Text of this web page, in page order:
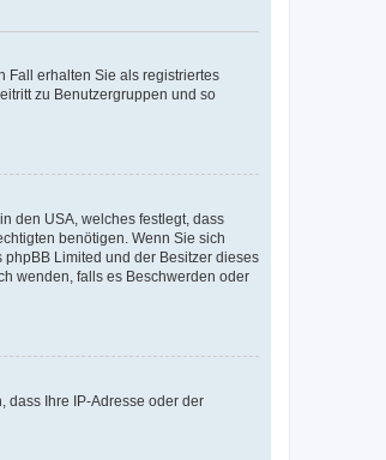
Fall erhalten Sie als registriertes
zu Benutzergruppen und so
den USA, welches festlegt, dass
benötigen. Wenn Sie sich
Limited und der Besitzer dieses
wenden, falls es Beschwerden oder
dass Ihre IP-Adresse oder der